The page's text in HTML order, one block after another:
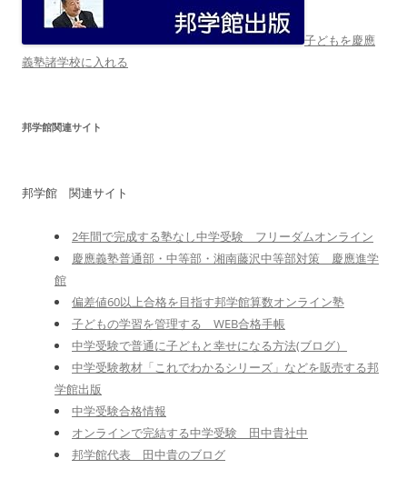
子どもを慶應
義塾諸学校に入れる
邦学館関連サイト
邦学館 関連サイト
2年間で完成する塾なし中学受験 フリーダムオンライン
慶應義塾普通部・中等部・湘南藤沢中等部対策 慶應進学
館
偏差値60以上合格を目指す邦学館算数オンライン塾
子どもの学習を管理する WEB合格手帳
中学受験で普通に子どもと幸せになる方法(ブログ）
中学受験教材「これでわかるシリーズ」などを販売する邦
学館出版
中学受験合格情報
オンラインで完結する中学受験 田中貴社中
邦学館代表 田中貴のブログ